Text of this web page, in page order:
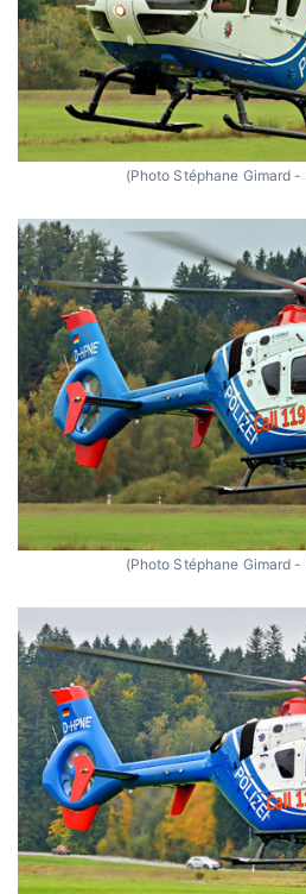
(Photo Stéphane Gimard
(Photo Stéphane Gimard